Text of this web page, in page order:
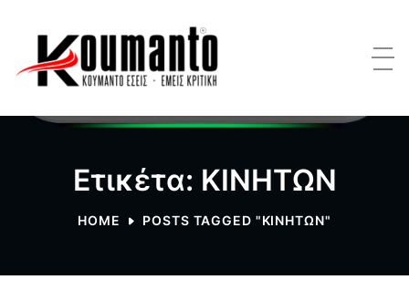
Ετικέτα: ΚΙΝΗΤΩΝ
HOME POSTS TAGGED "ΚΙΝΗΤΩΝ"